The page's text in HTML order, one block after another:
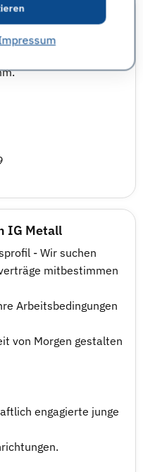
beginnen bei der
IG Metall
- Wir suchen
mitbestimmen
Arbeitsbedingungen
von Morgen gestalten
engagierte junge